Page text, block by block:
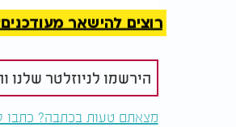
כיום, 225 שנים
החרדית. תורתו נלמדת
זכותו תגן עלינו ועל כל
רוצים להישאר
הירשמו לניוזלטר
מצאתם טעות בכתבה? כתבו